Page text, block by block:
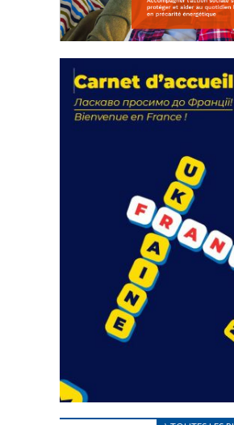
actions
18 septembre 2023
FEUILLETER